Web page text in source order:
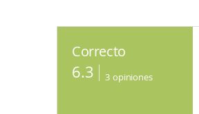
Correcto
6.3 3 opiniones